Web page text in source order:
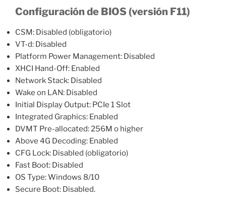
Configuración de BIOS (versión F11)
CSM: Disabled (obligatorio)
VT-d: Disabled
Platform Power Management: Disabled
XHCI Hand-Off: Enabled
Network Stack: Disabled
Wake on LAN: Disabled
Initial Display Output: PCIe 1 Slot
Integrated Graphics: Enabled
DVMT Pre-allocated: 256M o higher
Above 4G Decoding: Enabled
CFG Lock: Disabled (obligatorio)
Fast Boot: Disabled
OS Type: Windows 8/10
Secure Boot: Disabled.